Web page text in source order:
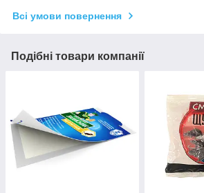
Всі умови повернення
Подібні товари компанії